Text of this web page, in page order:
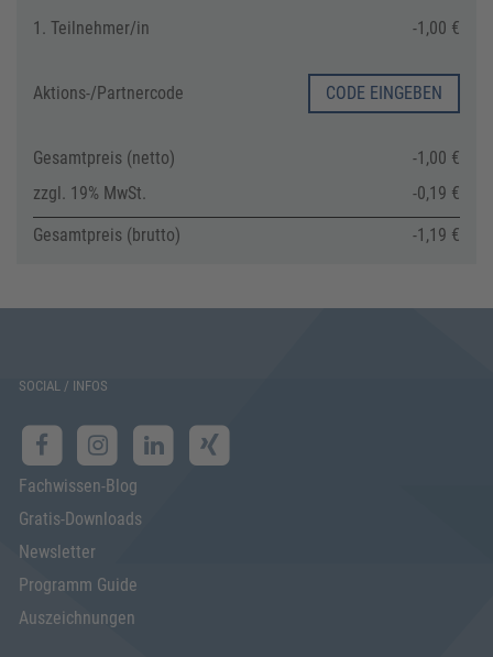
1. Teilnehmer/in -1,00 €
Aktions-/Partnercode CODE EINGEBEN
Gesamtpreis (netto)
-1,00 €
zzgl. 19% MwSt.
-0,19 €
Gesamtpreis (brutto)
-1,19 €
SOCIAL / INFOS
Fachwissen-Blog
Gratis-Downloads
Newsletter
Programm Guide
Auszeichnungen